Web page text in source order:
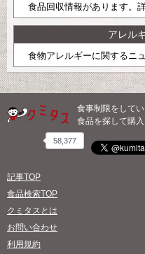
食品回収情報があります。
アレル
食物アレルギーに関するニ
食事制限をして
食品を探して購
58,377
記事TOP
食品検索TOP
クミタスとは
お問い合わせ
利用規約